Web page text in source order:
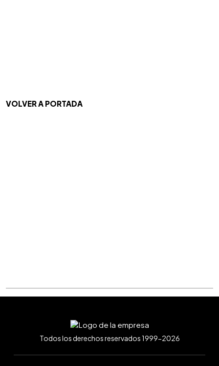
VOLVER A PORTADA
Todos los derechos reservados 1999-2026